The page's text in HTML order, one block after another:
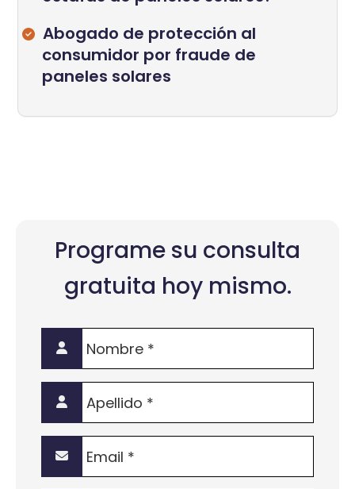
Abogado de protección al
consumidor por fraude de
paneles solares
Programe su consulta
gratuita hoy mismo.
Nombre
Apellido